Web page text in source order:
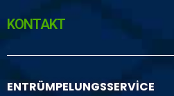
KONTAKT
ENTRÜMPELUNGSSERVİCE